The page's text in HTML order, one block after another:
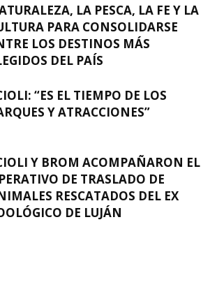
LA PESCA, LA FE Y LA
PARA CONSOLIDARSE
LOS DESTINOS MÁS
DEL PAÍS
“ES EL TIEMPO DE LOS
Y ATRACCIONES”
Y BROM ACOMPAÑARON EL
DE TRASLADO DE
RESCATADOS DEL EX
DE LUJÁN